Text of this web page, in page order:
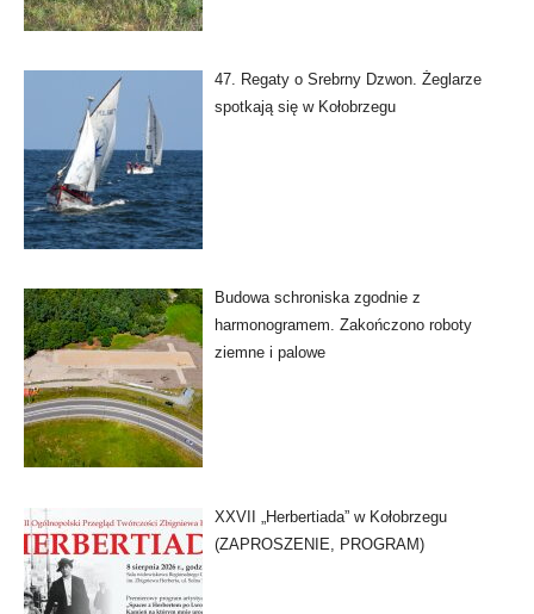
47. Regaty o Srebrny Dzwon. Żeglarze
spotkają się w Kołobrzegu
Budowa schroniska zgodnie z
harmonogramem. Zakończono roboty
ziemne i palowe
XXVII „Herbertiada” w Kołobrzegu
(ZAPROSZENIE, PROGRAM)